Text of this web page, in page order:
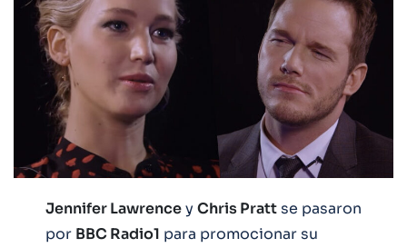
Jennifer Lawrencey Chris Prattse pasaron
por BBC Radio1 para promocionar su